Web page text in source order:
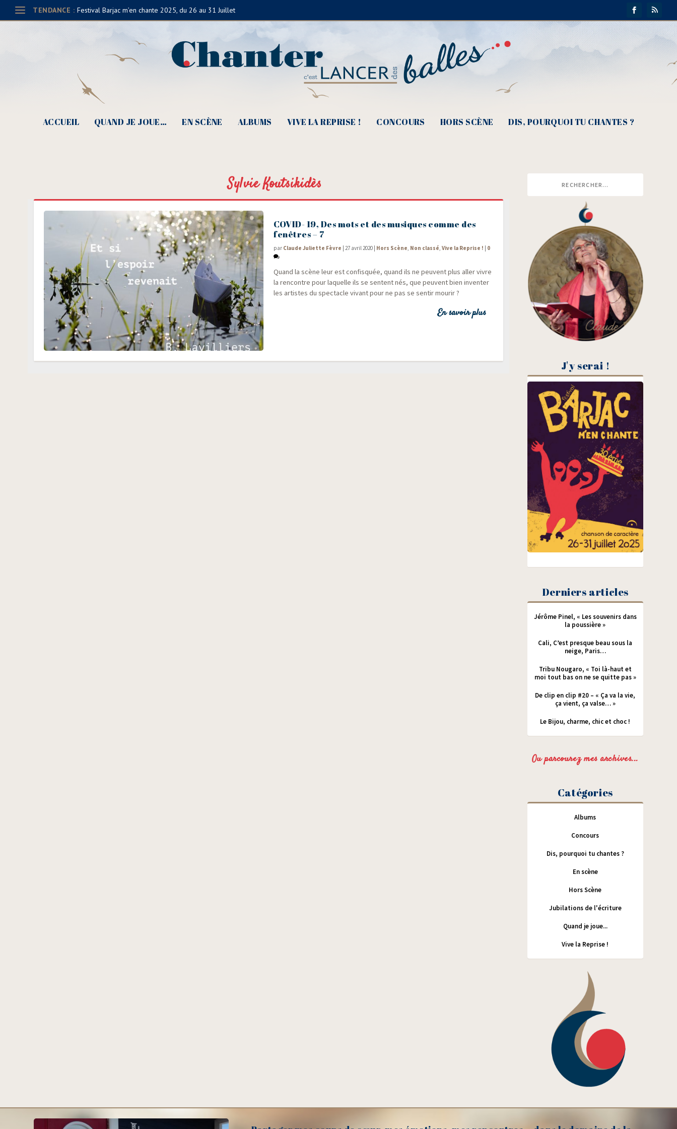
TENDANCE : Festival Barjac m’en chante 2025, du 26 au 31 Juillet
ACCUEIL QUAND JE JOUE… EN SCÈNE ALBUMS VIVE LA REPRISE ! CONCOURS HORS SCÈNE DIS, POURQUOI TU CHANTES ?
Sylvie Koutsikidès
COVID- 19, Des mots et des musiques comme des
fenêtres – 7
par Claude Juliette Fèvre |27 avril 2020 Hors Scène, Non classé,Vive la Reprise ! 0
Quand la scène leur est confis­quée, quand ils ne peuvent plus aller vivre
la ren­contre pour laquelle ils se sentent nés, que peuvent bien inven­ter
les artistes du spec­tacle vivant pour ne pas se sen­tir mourir ?
En savoir plus
J'y serai !
Derniers articles
Jérôme Pinel, « Les souvenirs dans
la poussière »
Cali, C’est presque beau sous la
neige, Paris…
Tribu Nougaro, « Toi là-haut et
moi tout bas on ne se quitte pas »
De clip en clip #20 – « Ça va la vie,
ça vient, ça valse… »
Le Bijou, charme, chic et choc !
Ou parcourez mes archives...
Catégories
Albums
Concours
Dis, pourquoi tu chantes ?
En scène
Hors Scène
Jubilations de l'écriture
Quand je joue...
Vive la Reprise !